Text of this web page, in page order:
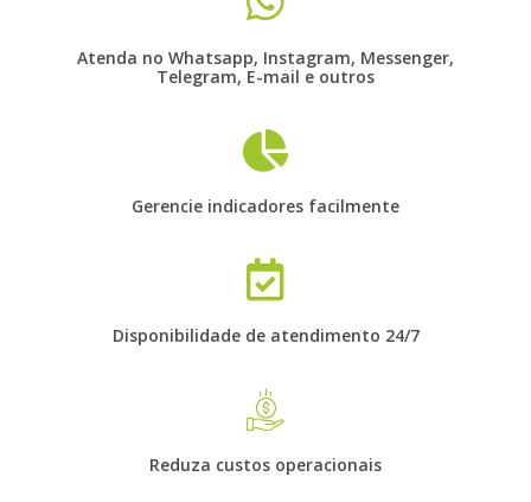
Atenda no Whatsapp, Instagram, Messenger,
Telegram, E-mail e outros
Gerencie indicadores facilmente
Disponibilidade de atendimento 24/7
Reduza custos operacionais